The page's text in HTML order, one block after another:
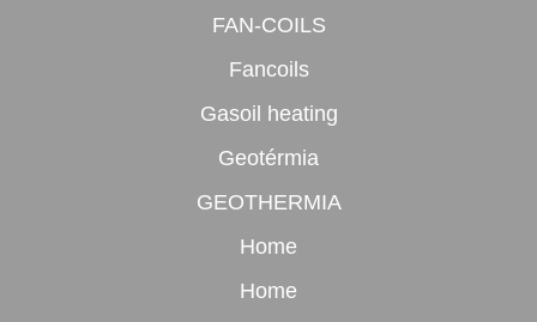
FAN-COILS
Fancoils
Gasoil heating
Geotérmia
GEOTHERMIA
Home
Home